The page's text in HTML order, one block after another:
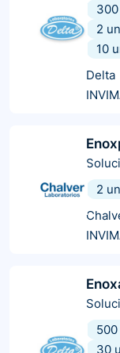
2
10
Delta
2
30